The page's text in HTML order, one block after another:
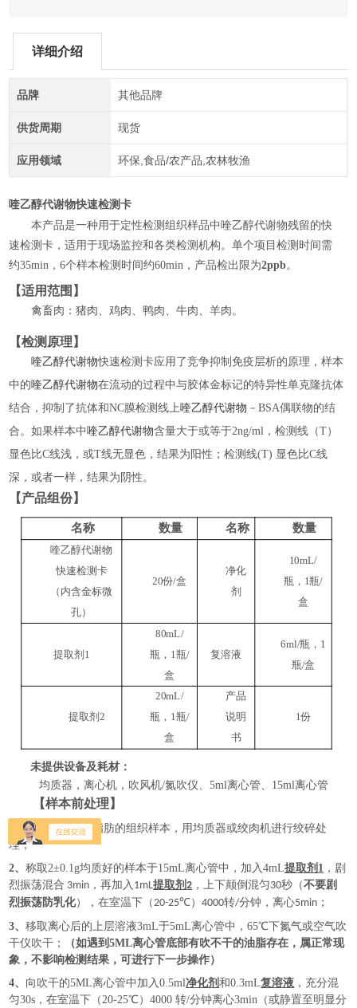
详细介绍
品牌 其他品牌
供货周期 现货
应用领域 环保,食品/农产品,农林牧渔
喹乙醇代谢物快速检测卡
本产品是一种用于定性检测组织样品中喹乙醇代谢物残留的快
速检测卡，适用于现场监控和各类检测机构。单个项目检测时间需
约35min，6个样本检测时间约60min，产品检出限为2ppb。
【适用范围】
禽畜肉：猪肉、鸡肉、鸭肉、牛肉、羊肉。
【检测原理】
喹乙醇代谢物快速检测卡应用了竞争抑制免疫层析的原理，样本
中的喹乙醇代谢物在流动的过程中与胶体金标记的特异性单克隆抗体
结合，抑制了抗体和NC膜检测线上喹乙醇代谢物 －BSA偶联物的结
合。如果样本中喹乙醇代谢物含量大于或等于2ng/ml，检测线（T）
显色比C线浅，或T线无显色，结果为阳性；检测线(T) 显色比C线
深，或者一样，结果为阴性。
【产品组份】
名称 数量 名称 数量
喹乙醇代谢物
快速检测卡
（内含金标微
孔）
20份/盒
净化
剂
10mL/
瓶，1瓶/
盒
提取剂1
80mL/
瓶，1瓶/
盒
复溶液
6ml/瓶，1
瓶/盒
提取剂2
20mL/
瓶，1瓶/
盒
产品
说明
书
1份
未提供设备及耗材：
均质器，离心机，吹风机/氮吹仪、5ml离心管、15ml离心管
【样本前处理】
1、取一定量去除脂肪的组织样本，用均质器或绞肉机进行绞碎处
理；
2、称取2±0.1g均质好的样本于15mL离心管中，加入4mL提取剂 1 ，剧
烈振荡混合 3min ，再加入 1mL提取剂2 ，上下颠倒混匀30秒（不要剧
烈振荡防乳化），在室温下（20-25℃）4000转/分钟，离心5min ；
3、移取离心后的上层溶液3mL于5mL离心管中，65℃下氮气或空气吹
干仪吹干；
（如遇到5ML离心管底部有吹不干的油脂存在，属正常现
象，不影响检测结果，可进行下一步操作）
4、 向吹干的5ML离心管中加入0.5ml净化剂和0.3mL复溶液 ，充分混
匀30s，在室温下（20-25℃）4000 转/分钟离心3min（或静置至明显分